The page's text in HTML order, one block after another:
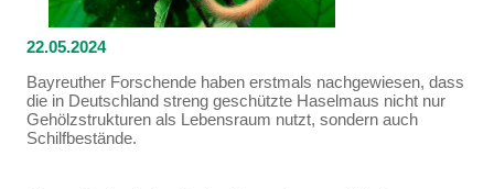
22.05.2024
Bayreuther Forschende haben erstmals nachgewiesen, dass
die in Deutschland streng geschützte Haselmaus nicht nur
Gehölzstrukturen als Lebensraum nutzt, sondern auch
Schilfbestände.